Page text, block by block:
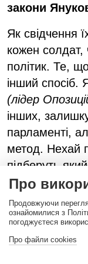
закони
Як свідчення
кожен солдат,
політик. Те,
інший спосіб.
(лідер
інших,
парламенті,
метод. Нехай
підберуть
достатньо
Знайдіть цей
Генеральному
свою чергу,
Раду, що той
Про
Продовжуючи
ознайомилися з
погоджуєтеся
Про файли cookies